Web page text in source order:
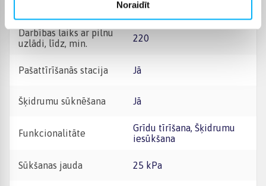
NoraidītBezvadu
Darbības laiks ar pilnu
uzlādi, līdz, min.
220
Pašattīrīšanās stacija Jā
Šķidrumu sūknēšana Jā
Funkcionalitāte
Grīdu tīrīšana, Šķidrumu
iesūkšana
Sūkšanas jauda 25 kPa